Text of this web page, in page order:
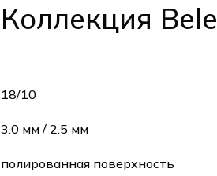
Коллекция
18/10
3.0 мм / 2.5 мм
полированная поверхность